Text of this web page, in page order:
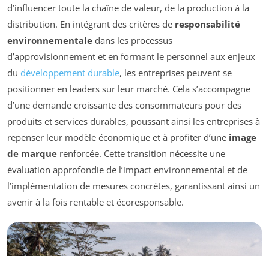
d’influencer toute la chaîne de valeur, de la production à la
distribution. En intégrant des critères de responsabilité
environnementale dans les processus
d’approvisionnement et en formant le personnel aux enjeux
du développement durable, les entreprises peuvent se
positionner en leaders sur leur marché. Cela s’accompagne
d’une demande croissante des consommateurs pour des
produits et services durables, poussant ainsi les entreprises à
repenser leur modèle économique et à profiter d’une image
de marque renforcée. Cette transition nécessite une
évaluation approfondie de l’impact environnemental et de
l’implémentation de mesures concrètes, garantissant ainsi un
avenir à la fois rentable et écoresponsable.